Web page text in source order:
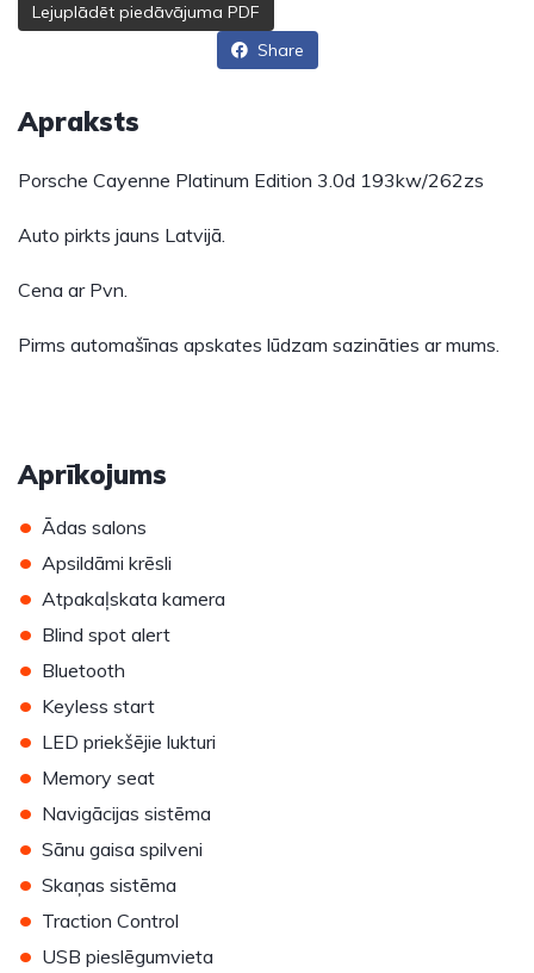
Lejuplādēt piedāvājuma PDF
Share
Apraksts
Porsche Cayenne Platinum Edition 3.0d 193kw/262zs
Auto pirkts jauns Latvijā.
Cena ar Pvn.
Pirms automašīnas apskates lūdzam sazināties ar mums.
Aprīkojums
• Ādas salons
• Apsildāmi krēsli
• Atpakaļskata kamera
• Blind spot alert
• Bluetooth
• Keyless start
• LED priekšējie lukturi
• Memory seat
• Navigācijas sistēma
• Sānu gaisa spilveni
• Skaņas sistēma
• Traction Control
• USB pieslēgumvieta